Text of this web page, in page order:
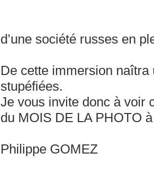
d’une société russes en
De cette immersion naîtra
stupéfiées.
Je vous invite donc à voir
du MOIS DE LA PHOTO
Philippe GOMEZ